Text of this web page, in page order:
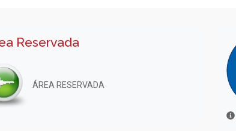
Reservada
ÁREA RESERVADA